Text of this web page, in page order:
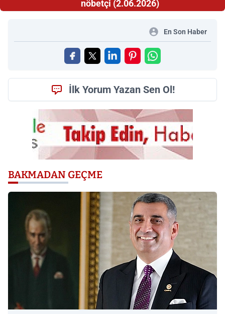
nöbetçi (2.06.2026)
En Son Haber
İlk Yorum Yazan Sen Ol!
BAKMADAN GEÇME